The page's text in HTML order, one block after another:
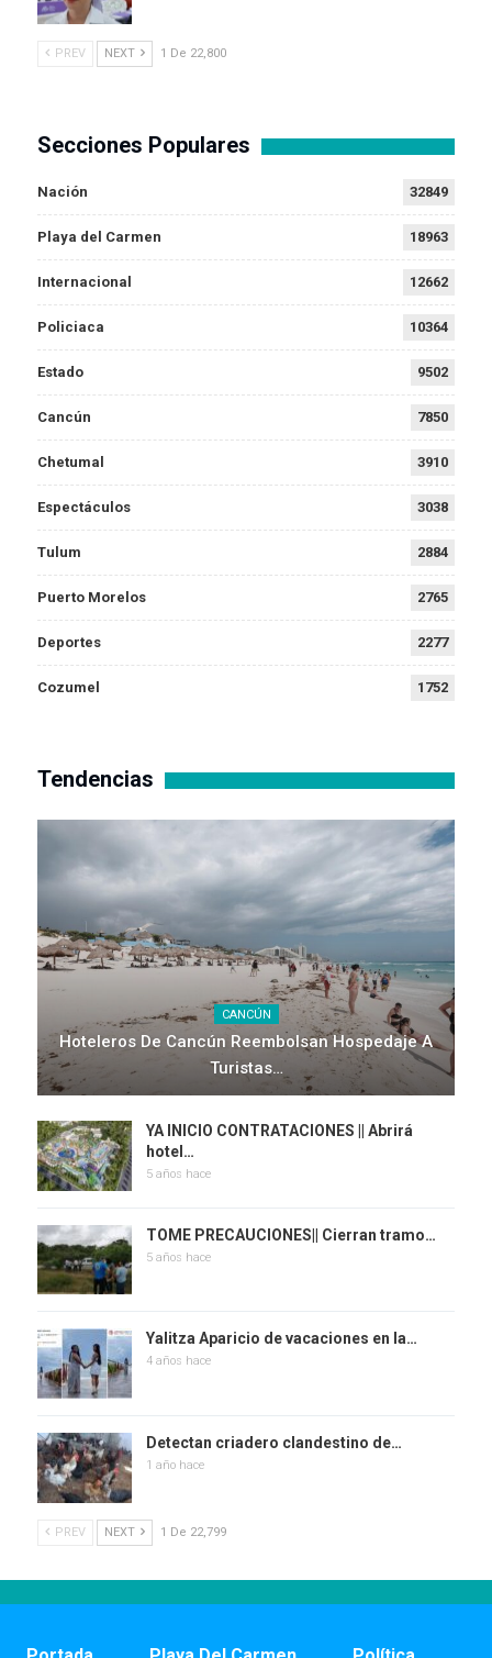
PREV NEXT 1 De 22,800
Secciones Populares
Nación 32849
Playa del Carmen 18963
Internacional 12662
Policiaca 10364
Estado 9502
Cancún 7850
Chetumal 3910
Espectáculos 3038
Tulum 2884
Puerto Morelos 2765
Deportes 2277
Cozumel 1752
Tendencias
CANCÚN
Hoteleros De Cancún Reembolsan Hospedaje A
Turistas…
YA INICIO CONTRATACIONES || Abrirá
hotel…
5 años hace
TOME PRECAUCIONES|| Cierran tramo…
5 años hace
Yalitza Aparicio de vacaciones en la…
4 años hace
Detectan criadero clandestino de…
1 año hace
PREV NEXT 1 De 22,799